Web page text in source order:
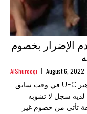
الإضرار بخصوم
AlShurooqi August 6, 2022
تم إدخال خبيب نورماغوميدوف في قاعة مشاهير UFC في وقت سابق
سجل لا تشوبه
تأتي من خصوم غير